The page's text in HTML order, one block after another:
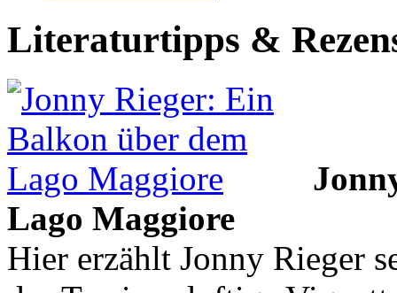
Literaturtipps &
Lago Maggiore
Hier erzählt Jonny Rieger